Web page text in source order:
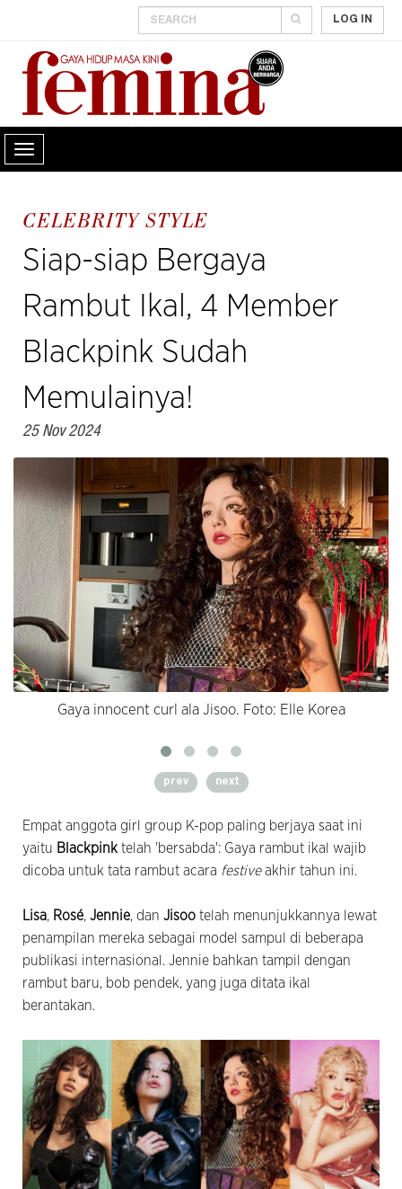
LOG IN
CELEBRITY STYLE
Siap-siap Bergaya
Rambut Ikal, 4 Member
Blackpink Sudah
Memulainya!
25 Nov 2024
Gaya innocent curl ala Jisoo. Foto: Elle Korea
prev next
Empat anggota girl group K-pop paling berjaya saat ini
yaitu Blackpink telah 'bersabda': Gaya rambut ikal wajib
dicoba untuk tata rambut acara festiveakhir tahun ini.
Lisa, Rosé, Jennie, dan Jisoo telah menunjukkannya lewat
penampilan mereka sebagai model sampul di beberapa
publikasi internasional. Jennie bahkan tampil dengan
rambut baru, bob pendek, yang juga ditata ikal
berantakan.